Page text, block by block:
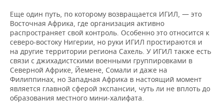
Еще один путь, по которому возвращается ИГИЛ, — это
Восточная Африка, где организация активно
распространяет свой контроль. Особенно это относится к
северо-востоку Нигерии, но руки ИГИЛ простираются и
на другие территории региона Сахель. У ИГИЛ также есть
связи с джихадистскими военными группировками в
Северной Африке, Йемене, Сомали и даже на
Филиппинах, но Западная Африка в настоящий момент
является главной сферой экспансии, чуть ли не вплоть до
образования местного мини-халифата.